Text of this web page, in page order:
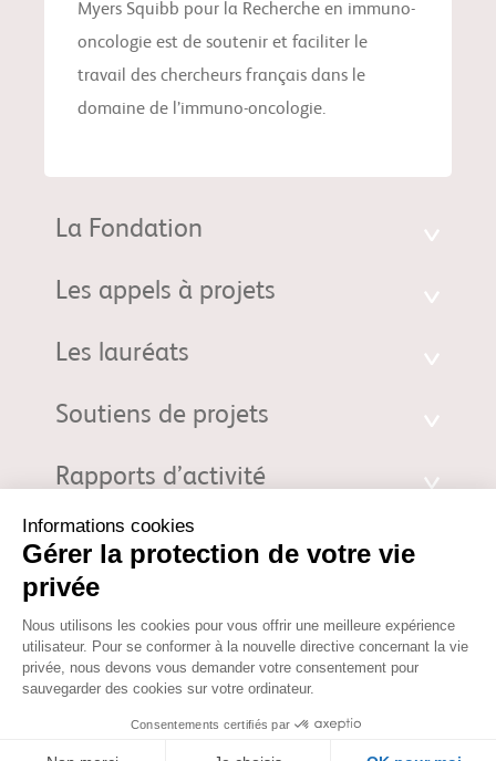
Myers Squibb pour la Recherche en immuno-
oncologie est de soutenir et faciliter le
travail des chercheurs français dans le
domaine de l’immuno-oncologie.
La Fondation
Les appels à projets
Les lauréats
Soutiens de projets
Rapports d’activité
Fondation d'entreprise Bristol-Myers Squibb pour la Recherche en
Immuno-Oncologie. 3 Rue Joseph Monier - 92500 Rueil-Malmaison |
fondation@bms.com
© 2026 Fondation d'entreprise Bristol-Myers Squibb pour la
Recherche en Immuno-Oncologie. Propriété de la Fondation
d'entreprise Bristol-Myers Squibb pour la Recherche en Immuno-
Oncologie. Tous droits réservés. Votre utilisation des informations sur
ce site est soumise aux termes de nos
Politique de confidentialité.